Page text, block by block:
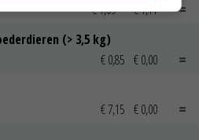
€ 1,09~ € 1,11
(> 3,5 kg)
€ 0,85 € 0,00
€ 7,15 € 0,00